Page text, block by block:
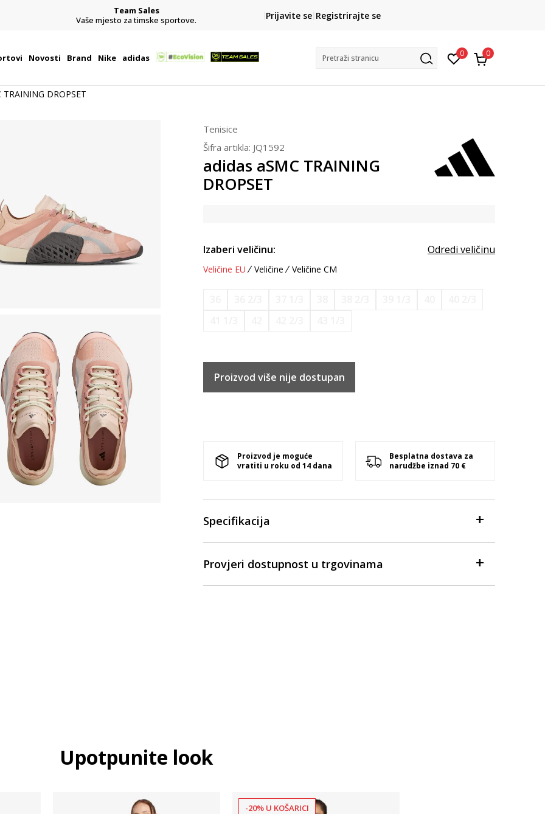
Team Sales
Vaše mjesto za timske sportove.
CLICK& COLLECT
besplatno preuzimanje u trgovini
Prijavite se Registrirajte se
Novosti Brand Nike adidas Pretraži stranicu 0 0
DROPSET
Tenisice
Šifra artikla: JQ1592
adidas aSMC TRAINING
DROPSET
Izaberi veličinu: Odredi veličinu
Veličine EU Veličine Veličine CM
Proizvod više nije dostupan
Proizvod je moguće
vratiti u roku od 14 dana
Besplatna dostava za
narudžbe iznad 70 €
Specifikacija
Provjeri dostupnost u trgovinama
Upotpunite look
-20% U KOŠARICI